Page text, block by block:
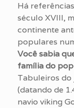
Há
século XVIII,
continente
populares
Você sabia
família do
Tabuleiros
(datando de
navio viking